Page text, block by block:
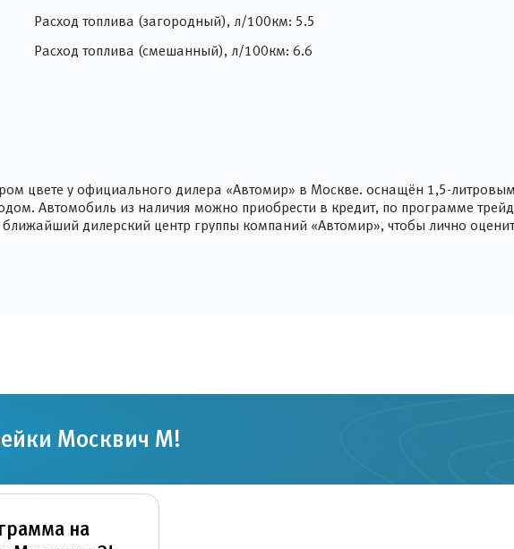
Расход топлива (загородный), л/100км: 5.5
Расход топлива (смешанный), л/100км: 6.6
цвете у официального дилера «Автомир» в Москве. оснащён 1,5-
Автомобиль из наличия можно приобрести в кредит, по программе
дилерский центр группы компаний «Автомир», чтобы лично
Москвич М!
на